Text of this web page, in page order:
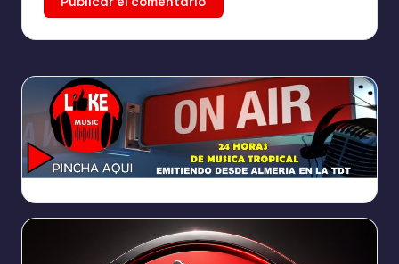
https://broadcast.radioponiente.org:8066/index.html?sid=1